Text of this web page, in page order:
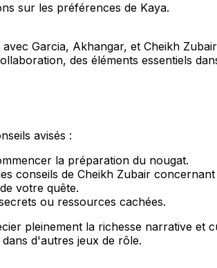
sur les préférences de Kaya.
avec Garcia, Akhangar, et Cheikh
des éléments essentiels
avisés :
la préparation du nougat.
conseils de Cheikh Zubair
votre quête.
ou ressources cachées.
pleinement la richesse narrative et
d'autres jeux de rôle.